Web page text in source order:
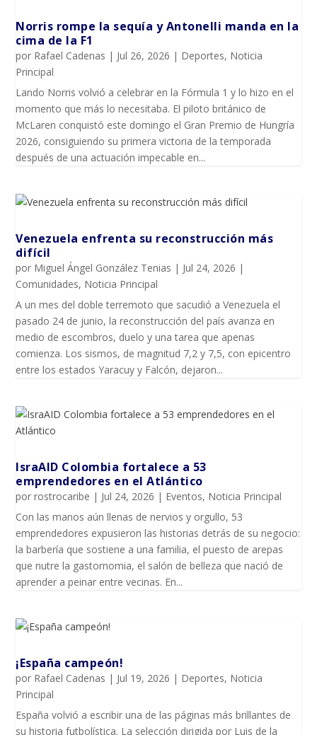
Norris rompe la sequía y Antonelli manda en la
cima de la F1
por Rafael Cadenas | Jul 26, 2026 | Deportes, Noticia
Principal
Lando Norris volvió a celebrar en la Fórmula 1 y lo hizo en el
momento que más lo necesitaba. El piloto británico de
McLaren conquistó este domingo el Gran Premio de Hungría
2026, consiguiendo su primera victoria de la temporada
después de una actuación impecable en...
Venezuela enfrenta su reconstrucción más
difícil
por Miguel Ángel González Tenias | Jul 24, 2026 |
Comunidades, Noticia Principal
A un mes del doble terremoto que sacudió a Venezuela el
pasado 24 de junio, la reconstrucción del país avanza en
medio de escombros, duelo y una tarea que apenas
comienza. Los sismos, de magnitud 7,2 y 7,5, con epicentro
entre los estados Yaracuy y Falcón, dejaron...
IsraAID Colombia fortalece a 53
emprendedores en el Atlántico
porrostrocaribe | Jul 24, 2026 | Eventos, Noticia Principal
Con las manos aún llenas de nervios y orgullo, 53
emprendedores expusieron las historias detrás de su negocio:
la barbería que sostiene a una familia, el puesto de arepas
que nutre la gastornomia, el salón de belleza que nació de
aprender a peinar entre vecinas. En...
¡España campeón!
por Rafael Cadenas | Jul 19, 2026 | Deportes, Noticia
Principal
España volvió a escribir una de las páginas más brillantes de
su historia futbolística. La selección dirigida por Luis de la